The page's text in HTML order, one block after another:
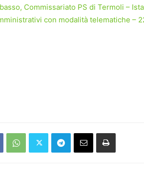
Commissariato PS di Termoli –
con modalità telematiche –